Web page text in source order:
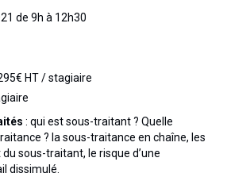
de 9h à 12h30
HT / stagiaire
: qui est sous-traitant ? Quelle
? la sous-traitance en chaîne, les
sous-traitant, le risque d’une
dissimulé.